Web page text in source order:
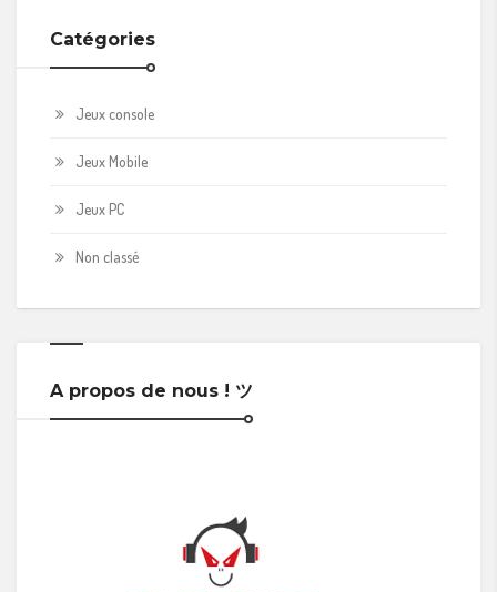
Catégories
Jeux console
Jeux Mobile
Jeux PC
Non classé
A propos de nous ! ツ